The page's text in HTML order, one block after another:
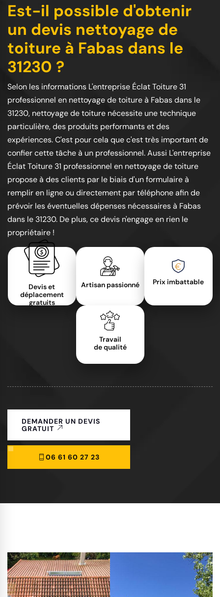
Est-il possible d'obtenir
un devis nettoyage de
toiture à Fabas dans le
31230 ?
Selon les informations L'entreprise Éclat Toiture 31
professionnel en nettoyage de toiture à Fabas dans le
31230, nettoyage de toiture nécessite une technique
particulière, des produits performants et des
expériences. C'est pour cela que c'est très important de
confier cette tâche à un professionnel. Aussi L'entreprise
Éclat Toiture 31 professionnel en nettoyage de toiture
propose à des clients par le biais d'un formulaire à
remplir en ligne ou directement par téléphone afin de
prévoir les éventuelles dépenses nécessaires à Fabas
dans le 31230. De plus, ce devis n'engage en rien le
propriétaire !
Devis et
déplacement
gratuits
Artisan passionné Prix imbattable
Travail
de qualité
DEMANDER UN DEVIS
GRATUIT
06 61 60 27 23